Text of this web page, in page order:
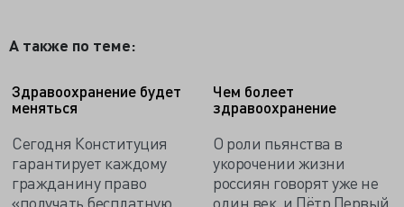
А также по теме:
Здравоохранение будет
меняться
Сегодня Конституция
гарантирует каждому
гражданину право
«получать бесплатную
Чем болеет
здравоохранение
О роли пьянства в
укорочении жизни
россиян говорят уже не
один век, и Пётр Первый